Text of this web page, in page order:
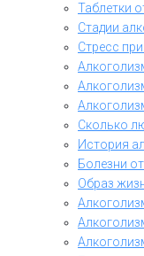
Таблетки
Стадии
Стресс
Сколько
История
Болезни
Образ